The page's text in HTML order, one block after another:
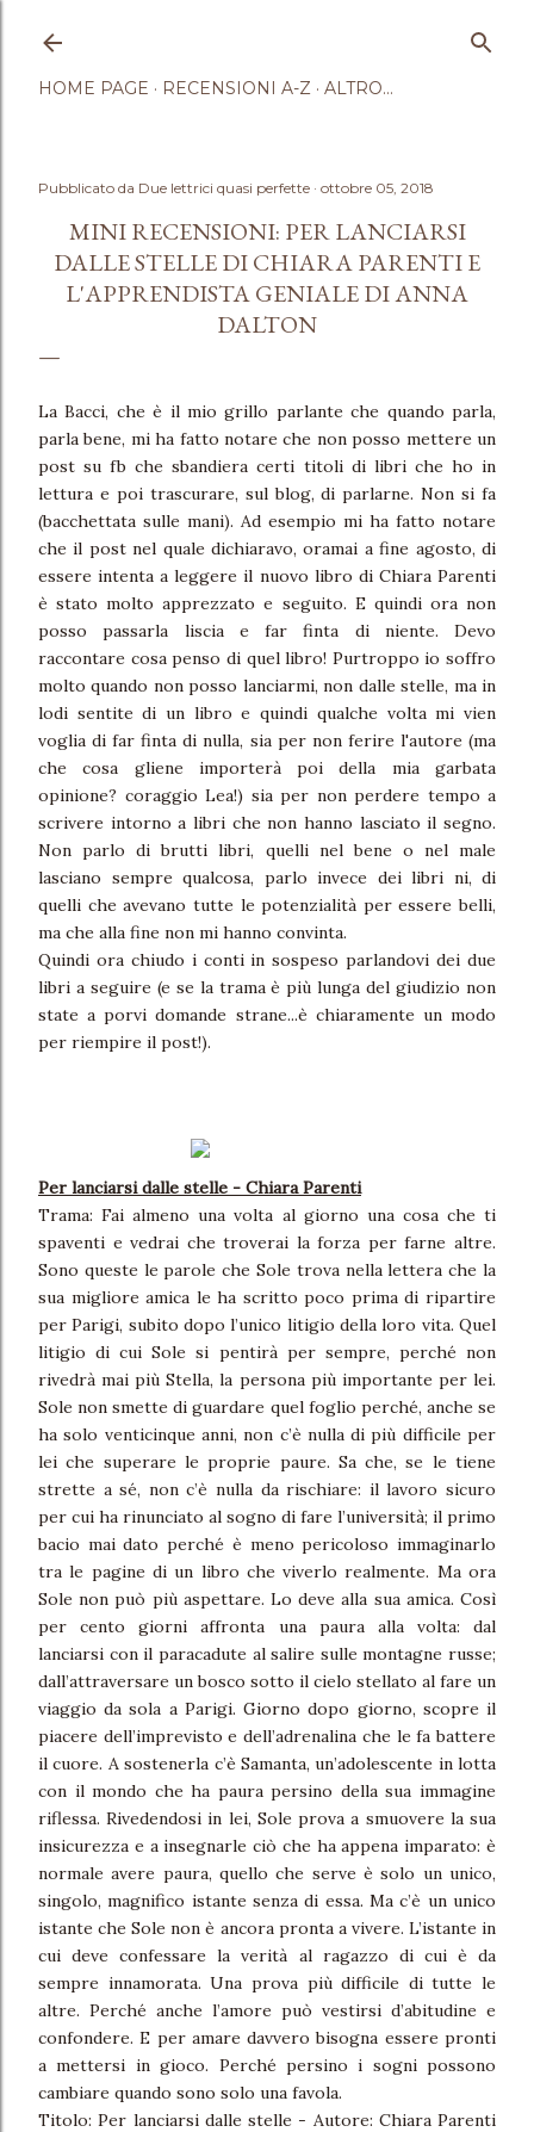
HOME PAGE RECENSIONI A-Z ALTRO…
Pubblicato da Due lettrici quasi perfette ottobre 05, 2018
MINI RECENSIONI: PER LANCIARSI
DALLE STELLE DI CHIARA PARENTI E
L'APPRENDISTA GENIALE DI ANNA
DALTON
La Bacci, che è il mio grillo parlante che quando parla,
parla bene, mi ha fatto notare che non posso mettere un
post su fb che sbandiera certi titoli di libri che ho in
lettura e poi trascurare, sul blog, di parlarne. Non si fa
(bacchettata sulle mani). Ad esempio mi ha fatto notare
che il post nel quale dichiaravo, oramai a fine agosto, di
essere intenta a leggere il nuovo libro di Chiara Parenti
è stato molto apprezzato e seguito. E quindi ora non
posso passarla liscia e far finta di niente. Devo
raccontare cosa penso di quel libro! Purtroppo io soffro
molto quando non posso lanciarmi, non dalle stelle, ma in
lodi sentite di un libro e quindi qualche volta mi vien
voglia di far finta di nulla, sia per non ferire l'autore (ma
che cosa gliene importerà poi della mia garbata
opinione? coraggio Lea!) sia per non perdere tempo a
scrivere intorno a libri che non hanno lasciato il segno.
Non parlo di brutti libri, quelli nel bene o nel male
lasciano sempre qualcosa, parlo invece dei libri ni, di
quelli che avevano tutte le potenzialità per essere belli,
ma che alla fine non mi hanno convinta.
Quindi ora chiudo i conti in sospeso parlandovi dei due
libri a seguire (e se la trama è più lunga del giudizio non
state a porvi domande strane...è chiaramente un modo
per riempire il post!).
Per lanciarsi dalle stelle - Chiara Parenti
Trama: Fai almeno una volta al giorno una cosa che ti
spaventi e vedrai che troverai la forza per farne altre.
Sono queste le parole che Sole trova nella lettera che la
sua migliore amica le ha scritto poco prima di ripartire
per Parigi, subito dopo l’unico litigio della loro vita. Quel
litigio di cui Sole si pentirà per sempre, perché non
rivedrà mai più Stella, la persona più importante per lei.
Sole non smette di guardare quel foglio perché, anche se
ha solo venticinque anni, non c’è nulla di più difficile per
lei che superare le proprie paure. Sa che, se le tiene
strette a sé, non c’è nulla da rischiare: il lavoro sicuro
per cui ha rinunciato al sogno di fare l’università; il primo
bacio mai dato perché è meno pericoloso immaginarlo
tra le pagine di un libro che viverlo realmente. Ma ora
Sole non può più aspettare. Lo deve alla sua amica. Così
per cento giorni affronta una paura alla volta: dal
lanciarsi con il paracadute al salire sulle montagne russe;
dall’attraversare un bosco sotto il cielo stellato al fare un
viaggio da sola a Parigi. Giorno dopo giorno, scopre il
piacere dell’imprevisto e dell’adrenalina che le fa battere
il cuore. A sostenerla c’è Samanta, un’adolescente in lotta
con il mondo che ha paura persino della sua immagine
riflessa. Rivedendosi in lei, Sole prova a smuovere la sua
insicurezza e a insegnarle ciò che ha appena imparato: è
normale avere paura, quello che serve è solo un unico,
singolo, magnifico istante senza di essa. Ma c’è un unico
istante che Sole non è ancora pronta a vivere. L’istante in
cui deve confessare la verità al ragazzo di cui è da
sempre innamorata. Una prova più difficile di tutte le
altre. Perché anche l’amore può vestirsi d’abitudine e
confondere. E per amare davvero bisogna essere pronti
a mettersi in gioco. Perché persino i sogni possono
cambiare quando sono solo una favola.
Titolo: Per lanciarsi dalle stelle - Autore: Chiara Parenti